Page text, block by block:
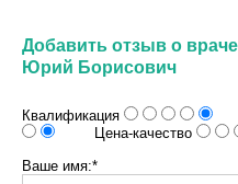
Добавить отзыв о
Юрий Борисович
Квалификация
Цена-качество
Ваше имя:*